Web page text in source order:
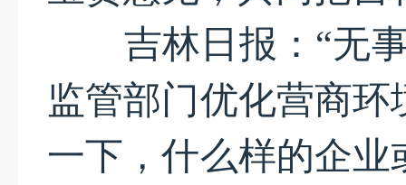
吉林日报：“无事
监管部门优化营商
一下，什么样的企